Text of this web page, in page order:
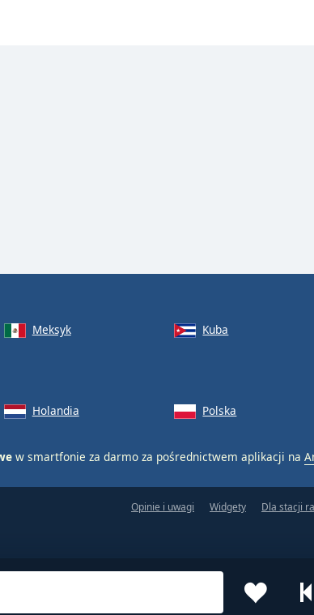
Meksyk Kuba
Holandia Polska
w smartfonie za darmo za pośrednictwem aplikacji na
Opinie i uwagi Widgety Dla stacji